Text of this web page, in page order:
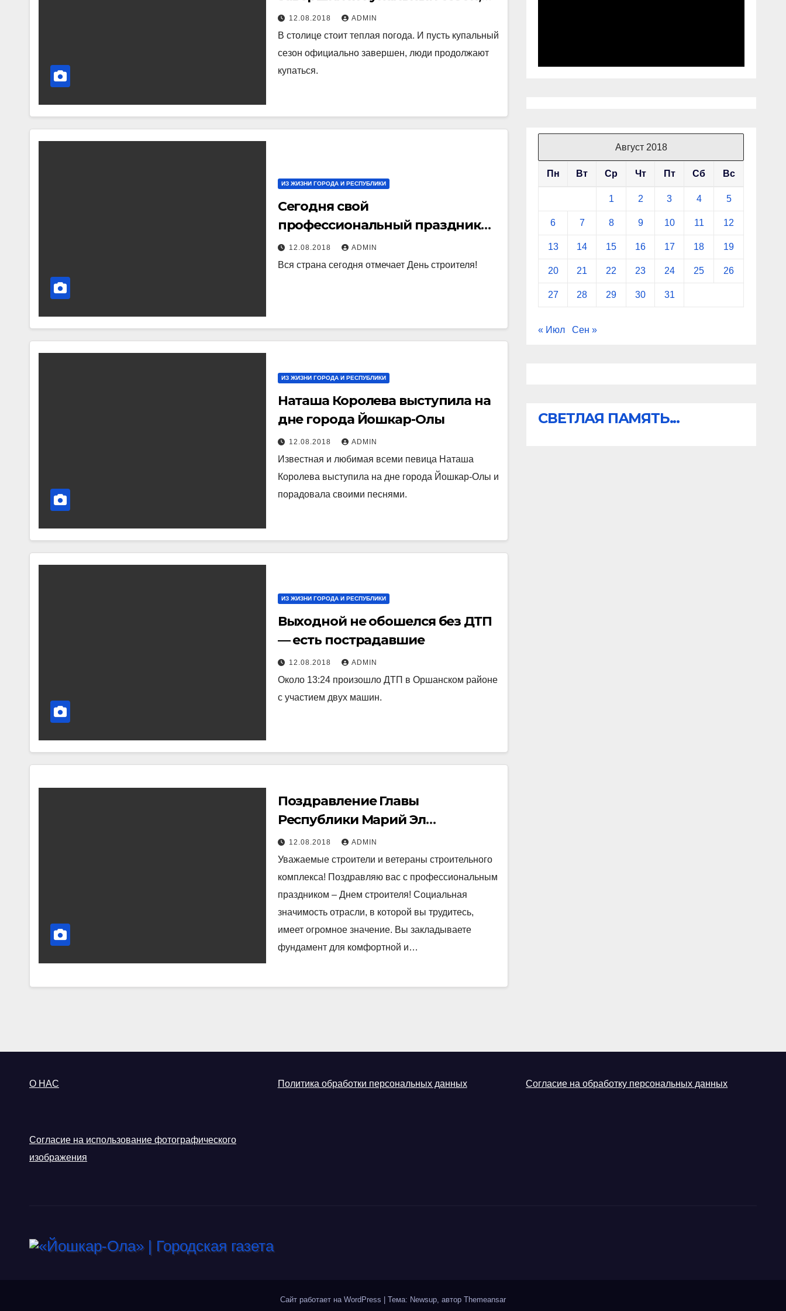
но купающихся меньше не стало
12.08.2018 ADMIN
В столице стоит теплая погода. И пусть купальный
сезон официально завершен, люди продолжают
купаться.
ИЗ ЖИЗНИ ГОРОДА И РЕСПУБЛИКИ
Сегодня свой
профессиональный праздник
отмечают строители
12.08.2018 ADMIN
Вся страна сегодня отмечает День строителя!
ИЗ ЖИЗНИ ГОРОДА И РЕСПУБЛИКИ
Наташа Королева выступила на
дне города Йошкар-Олы
12.08.2018 ADMIN
Известная и любимая всеми певица Наташа
Королева выступила на дне города Йошкар-Олы и
порадовала своими песнями.
ИЗ ЖИЗНИ ГОРОДА И РЕСПУБЛИКИ
Выходной не обошелся без ДТП
— есть пострадавшие
12.08.2018 ADMIN
Около 13:24 произошло ДТП в Оршанском районе
с участием двух машин.
Поздравление Главы
Республики Марий Эл
А.А.Евстифеева по случаю
празднования День строителя
12.08.2018 ADMIN
Уважаемые строители и ветераны строительного
комплекса! Поздравляю вас с профессиональным
праздником – Днем строителя! Социальная
значимость отрасли, в которой вы трудитесь,
имеет огромное значение. Вы закладываете
фундамент для комфортной и…
Август 2018
Пн Вт Ср Чт Пт Сб Вс
1 2 3 4 5
6 7 8 9 10 11 12
13 14 15 16 17 18 19
20 21 22 23 24 25 26
27 28 29 30 31
« Июл Сен »
СВЕТЛАЯ ПАМЯТЬ...
О НАС Политика обработки персональных данных Согласие на обработку персональных данных
Согласие на использование фотографического
изображения
Сайт работает на WordPress Тема: Newsup, автор Themeansar